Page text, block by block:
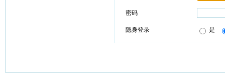
密码
隐身登录 是